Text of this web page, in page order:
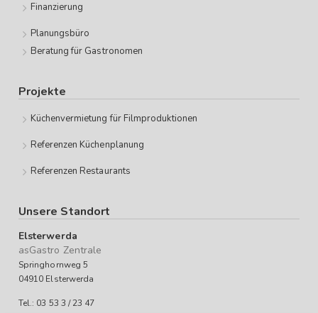
Finanzierung
Planungsbüro
Beratung für Gastronomen
Projekte
Küchenvermietung für Filmproduktionen
Referenzen Küchenplanung
Referenzen Restaurants
Unsere Standort
Elsterwerda
asGastro Zentrale
Springhornweg 5
04910 Elsterwerda
Tel.: 03 53 3 / 23 47